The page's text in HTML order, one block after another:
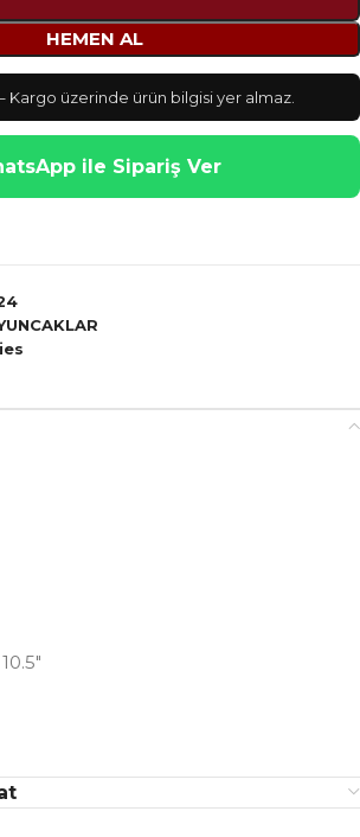
HEMEN AL
Kargo üzerinde ürün bilgisi yer almaz.
ile Sipariş Ver